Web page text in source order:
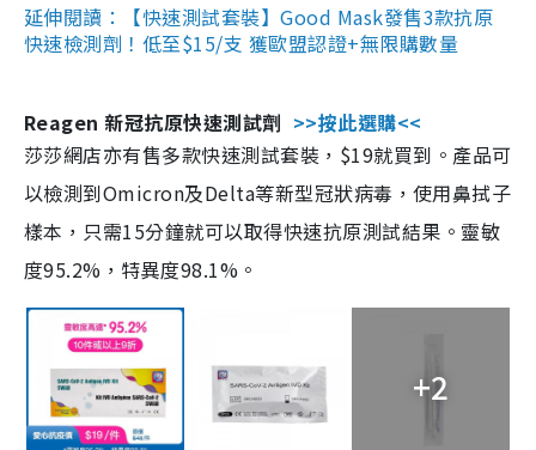
延伸閱讀：【快速測試套裝】Good Mask發售3款抗原
快速檢測劑！低至$15/支 獲歐盟認證+無限購數量
Reagen 新冠抗原快速測試劑 >>按此選購<<
莎莎網店亦有售多款快速測試套裝，$19就買到。產品可
以檢測到Omicron及Delta等新型冠狀病毒，使用鼻拭子
樣本，只需15分鐘就可以取得快速抗原測試結果。靈敏
度95.2%，特異度98.1%。
+2